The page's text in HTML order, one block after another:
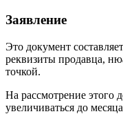
Заявление
Это документ
реквизиты продавца,
точкой.
На рассмотрение этого
увеличиваться до